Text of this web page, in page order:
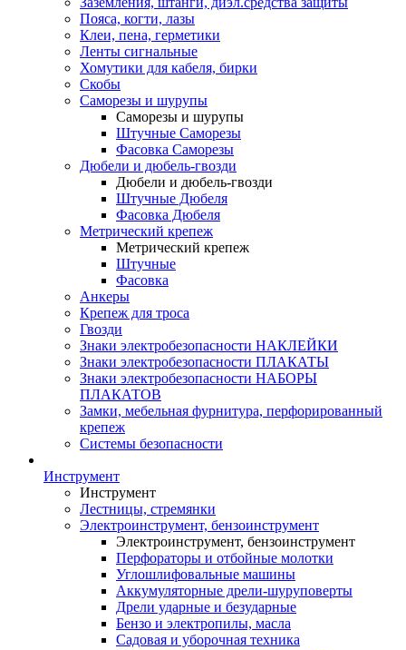
Пояса, когти, лазы
Клеи, пена, герметики
Ленты сигнальные
Хомутики для кабеля, бирки
Скобы
Саморезы и шурупы
Саморезы и шурупы
Штучные Саморезы
Фасовка Саморезы
Дюбели и дюбель-гвозди
Дюбели и дюбель-гвозди
Штучные Дюбеля
Фасовка Дюбеля
Метрический крепеж
Метрический крепеж
Штучные
Фасовка
Анкеры
Крепеж для троса
Гвозди
Знаки электробезопасности НАКЛЕЙКИ
Знаки электробезопасности ПЛАКАТЫ
Знаки электробезопасности НАБОРЫ
ПЛАКАТОВ
Замки, мебельная фурнитура, перфорированный
крепеж
Системы безопасности
Инструмент
Инструмент
Лестницы, стремянки
Электроинструмент, бензоинструмент
Электроинструмент, бензоинструмент
Перфораторы и отбойные молотки
Углошлифовальные машины
Аккумуляторные дрели-шуруповерты
Дрели ударные и безударные
Бензо и электропилы, масла
Садовая и уборочная техника